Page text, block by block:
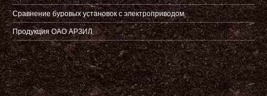
Сравнение буровых установок с электроприводом
Продукция ОАО АРЗИЛ